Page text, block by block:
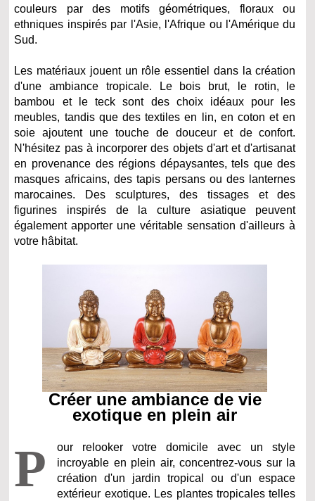
couleurs par des motifs géométriques, floraux ou
ethniques inspirés par l'Asie, l'Afrique ou l'Amérique du
Sud.
Les matériaux jouent un rôle essentiel dans la création
d'une ambiance tropicale. Le bois brut, le rotin, le
bambou et le teck sont des choix idéaux pour les
meubles, tandis que des textiles en lin, en coton et en
soie ajoutent une touche de douceur et de confort.
N'hésitez pas à incorporer des objets d'art et d'artisanat
en provenance des régions dépaysantes, tels que des
masques africains, des tapis persans ou des lanternes
marocaines. Des sculptures, des tissages et des
figurines inspirés de la culture asiatique peuvent
également apporter une véritable sensation d'ailleurs à
votre hâbitat.
Créer une ambiance de vie
exotique en plein air
P
our relooker votre domicile avec un style
incroyable en plein air, concentrez-vous sur la
création d'un jardin tropical ou d'un espace
extérieur exotique. Les plantes tropicales telles